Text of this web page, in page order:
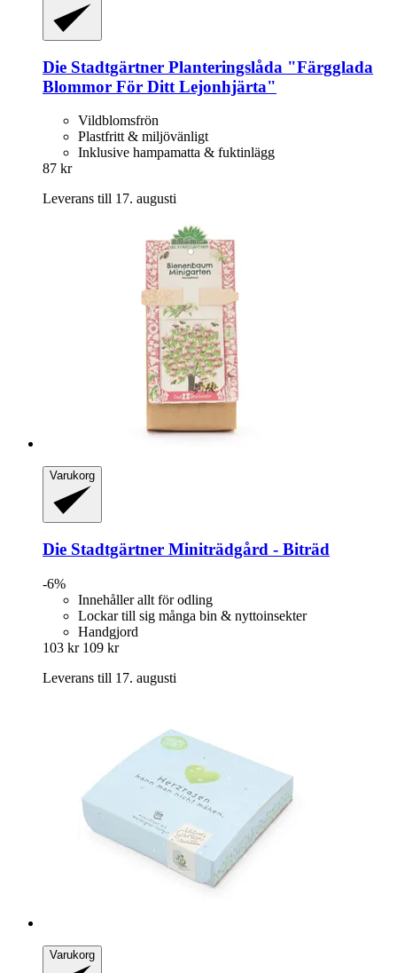
Die Stadtgärtner Planteringslåda "Färgglada
Blommor För Ditt Lejonhjärta"
Vildblomsfrön
Plastfritt & miljövänligt
Inklusive hampamatta & fuktinlägg
87 kr
Leverans till 17. augusti
Varukorg
Die Stadtgärtner Miniträdgård -​ Biträd
-6%
Innehåller allt för odling
Lockar till sig många bin & nyttoinsekter
Handgjord
103 kr 109 kr
Leverans till 17. augusti
Varukorg